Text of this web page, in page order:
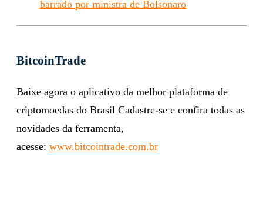
gestão Temer para criar criptomoeda indígena é
barrado por ministra de Bolsonaro
BitcoinTrade
Baixe agora o aplicativo da melhor plataforma de
criptomoedas do Brasil Cadastre-se e confira todas as
novidades da ferramenta,